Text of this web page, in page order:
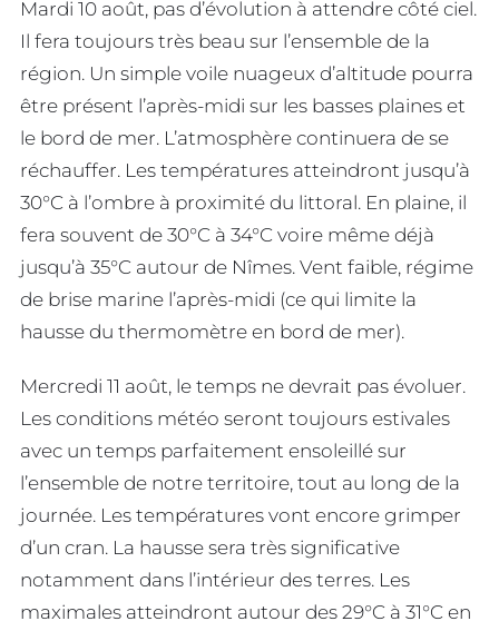
Mardi 10 août, pas d’évolution à attendre côté ciel.
Il fera toujours très beau sur l’ensemble de la
région. Un simple voile nuageux d’altitude pourra
être présent l’après-midi sur les basses plaines et
le bord de mer. L’atmosphère continuera de se
réchauffer. Les températures atteindront jusqu’à
30°C à l’ombre à proximité du littoral. En plaine, il
fera souvent de 30°C à 34°C voire même déjà
jusqu’à 35°C autour de Nîmes. Vent faible, régime
de brise marine l’après-midi (ce qui limite la
hausse du thermomètre en bord de mer).
Mercredi 11 août, le temps ne devrait pas évoluer.
Les conditions météo seront toujours estivales
avec un temps parfaitement ensoleillé sur
l’ensemble de notre territoire, tout au long de la
journée. Les températures vont encore grimper
d’un cran. La hausse sera très significative
notamment dans l’intérieur des terres. Les
maximales atteindront autour des 29°C à 31°C en